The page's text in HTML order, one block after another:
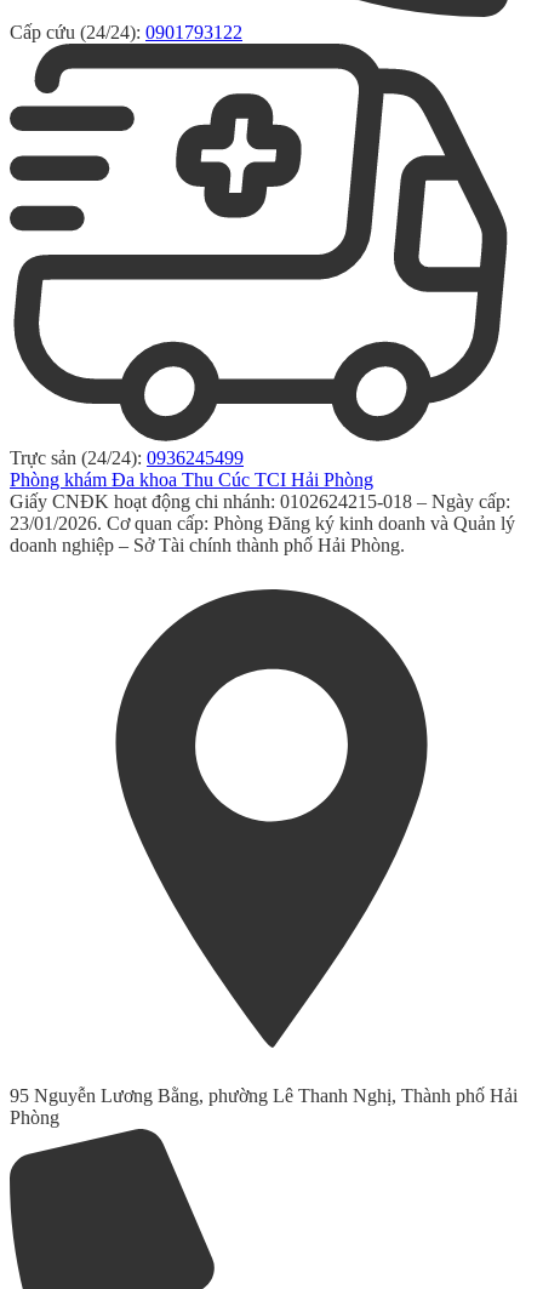
Cấp cứu (24/24): 0901793122
Trực sản (24/24): 0936245499
Phòng khám Đa khoa Thu Cúc TCI Hải Phòng
Giấy CNĐK hoạt động chi nhánh: 0102624215-018 – Ngày cấp:
23/01/2026. Cơ quan cấp: Phòng Đăng ký kinh doanh và Quản lý
doanh nghiệp – Sở Tài chính thành phố Hải Phòng.
95 Nguyễn Lương Bằng, phường Lê Thanh Nghị, Thành phố Hải
Phòng